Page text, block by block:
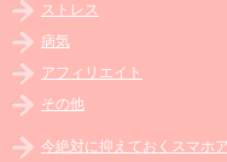
ストレス
病気
アフィリエイト
その他
今絶対に抑えておくスマホ